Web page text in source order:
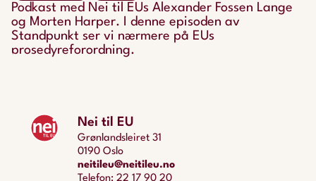
Podkast med Nei til EUs Alexander Fossen Lange
og Morten Harper. I denne episoden av
Standpunkt ser vi nærmere på EUs
prosedyreforordning.
Nei til EU
Grønlandsleiret 31
0190 Oslo
neitileu@neitileu.no
Telefon: 22 17 90 20